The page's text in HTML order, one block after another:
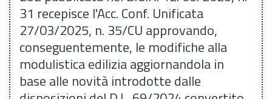
31 recepisce l'Acc. Conf. Unificata
27/03/2025, n. 35/CU approvando,
conseguentemente, le modifiche alla
modulistica edilizia aggiornandola in
base alle novità introdotte dalle